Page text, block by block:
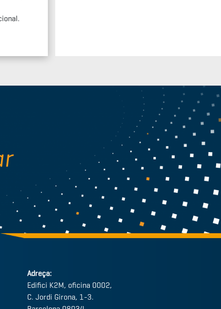
Adreça:
Edifici K2M, oficina 0002,
C. Jordi Girona, 1-3.